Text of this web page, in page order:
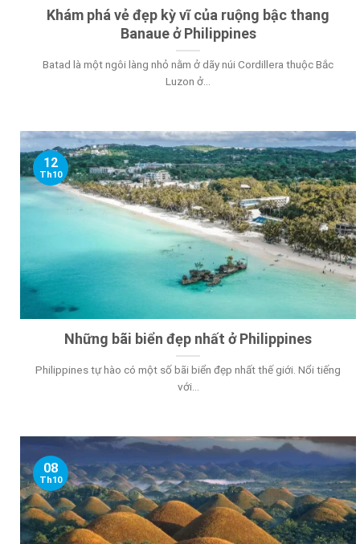
Khám phá vẻ đẹp kỳ vĩ của ruộng bậc thang
Banaue ở Philippines
Batad là một ngôi làng nhỏ nằm ở dãy núi Cordillera thuộc Bắc
Luzon ở...
Những bãi biển đẹp nhất ở Philippines
Philippines tự hào có một số bãi biển đẹp nhất thế giới. Nổi tiếng
với...
12
Th10
08
Th10